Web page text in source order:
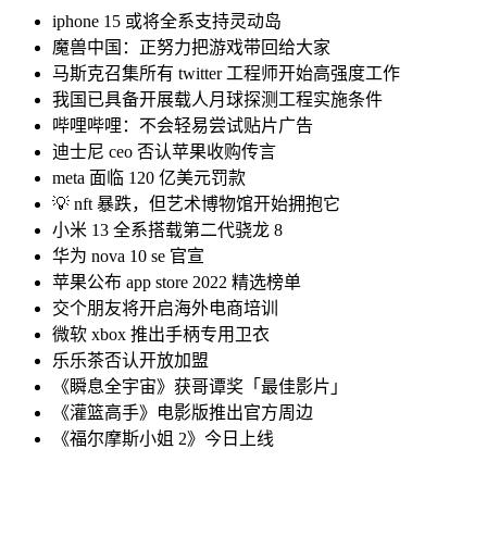
iphone 15 或将全系支持灵动岛
魔兽中国：正努力把游戏带回给大家
马斯克召集所有 twitter 工程师开始高强度工作
我国已具备开展载人月球探测工程实施条件
哔哩哔哩：不会轻易尝试贴片广告
迪士尼 ceo 否认苹果收购传言
meta 面临 120 亿美元罚款
💡 nft 暴跌，但艺术博物馆开始拥抱它
小米 13 全系搭载第二代骁龙 8
华为 nova 10 se 官宣
苹果公布 app store 2022 精选榜单
交个朋友将开启海外电商培训
微软 xbox 推出手柄专用卫衣
乐乐茶否认开放加盟
《瞬息全宇宙》获哥谭奖「最佳影片」
《灌篮高手》电影版推出官方周边
《福尔摩斯小姐 2》今日上线